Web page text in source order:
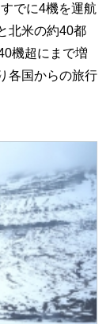
でに4機を運航
北米の約40都
機超にまで増
各国からの旅行